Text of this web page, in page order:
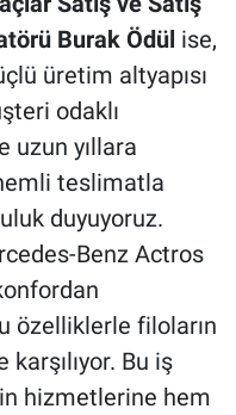
Burak Ödül ise,
üretim altyapısı
odaklı
uzun yıllara
teslimatla
duyuyoruz.
Benz Actros
özelliklerle filoların
karşılıyor. Bu iş
hizmetlerine hem